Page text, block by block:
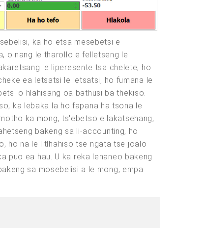
ka ho etsa mesebetsi e
o nang le tharollo e felletseng le
le liperesente tsa chelete, ho
ea letsatsi le letsatsi, ho fumana le
o hlahisang oa bathusi ba thekiso.
ka lebaka la ho fapana ha tsona le
ka mong, ts'ebetso e lakatsehang,
bakeng sa li-accounting, ho
ho na le litlhahiso tse ngata tse joalo
puo ea hau. U ka reka lenaneo bakeng
sa mosebelisi a le mong, empa